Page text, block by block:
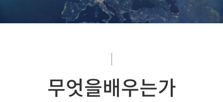
무엇을배우는가